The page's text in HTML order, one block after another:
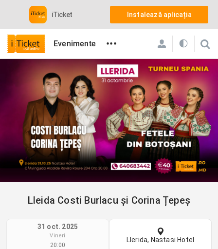
iTicket Instalează aplicația
Evenimente •••
iTicket
Toate evenimentele care contează din Romania
Concerte
Lleida Costi Burlacu și Corina Țepeș
Lleida Costi Burlacu și Corina Țepeș
31 oct. 2025
Vineri
20:00
Llerida, Nastasi Hotel